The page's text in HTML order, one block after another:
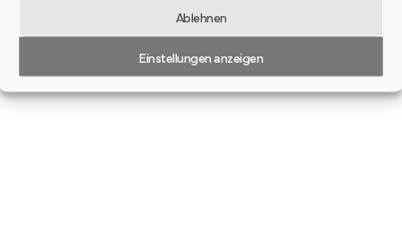
Ablehnen
Einstellungen anzeigen